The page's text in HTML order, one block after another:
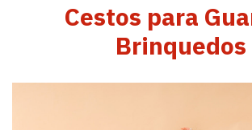
Cestos para
Brinquedos